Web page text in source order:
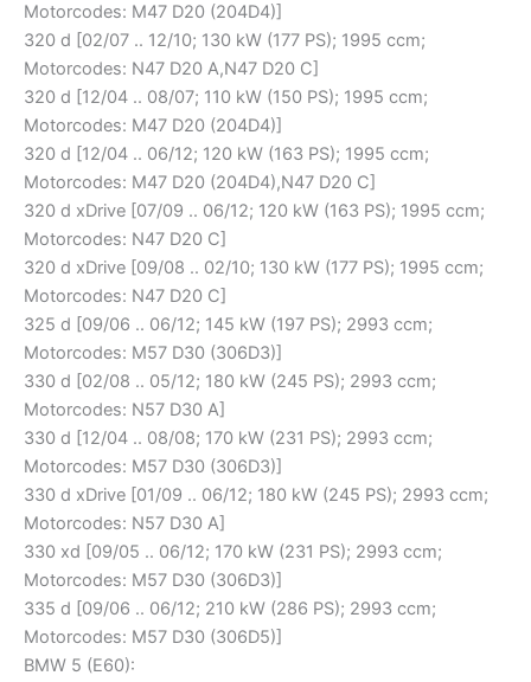
Motorcodes: M47 D20 (204D4)]
320 d [02/07 .. 12/10; 130 kW (177 PS); 1995 ccm;
Motorcodes: N47 D20 A,N47 D20 C]
320 d [12/04 .. 08/07; 110 kW (150 PS); 1995 ccm;
Motorcodes: M47 D20 (204D4)]
320 d [12/04 .. 06/12; 120 kW (163 PS); 1995 ccm;
Motorcodes: M47 D20 (204D4),N47 D20 C]
320 d xDrive [07/09 .. 06/12; 120 kW (163 PS); 1995 ccm;
Motorcodes: N47 D20 C]
320 d xDrive [09/08 .. 02/10; 130 kW (177 PS); 1995 ccm;
Motorcodes: N47 D20 C]
325 d [09/06 .. 06/12; 145 kW (197 PS); 2993 ccm;
Motorcodes: M57 D30 (306D3)]
330 d [02/08 .. 05/12; 180 kW (245 PS); 2993 ccm;
Motorcodes: N57 D30 A]
330 d [12/04 .. 08/08; 170 kW (231 PS); 2993 ccm;
Motorcodes: M57 D30 (306D3)]
330 d xDrive [01/09 .. 06/12; 180 kW (245 PS); 2993 ccm;
Motorcodes: N57 D30 A]
330 xd [09/05 .. 06/12; 170 kW (231 PS); 2993 ccm;
Motorcodes: M57 D30 (306D3)]
335 d [09/06 .. 06/12; 210 kW (286 PS); 2993 ccm;
Motorcodes: M57 D30 (306D5)]
BMW 5 (E60):